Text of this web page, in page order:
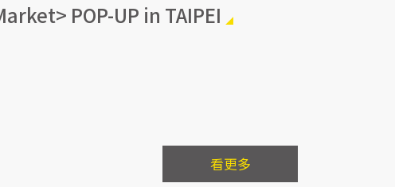
POP-UP in TAIPEI
看更多